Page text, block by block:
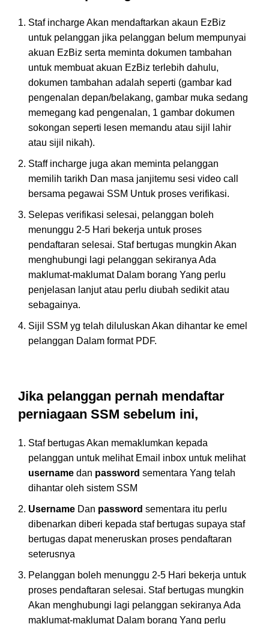
Staf incharge Akan mendaftarkan akaun EzBiz
untuk pelanggan jika pelanggan belum mempunyai
akuan EzBiz serta meminta dokumen tambahan
untuk membuat akuan EzBiz terlebih dahulu,
dokumen tambahan adalah seperti (gambar kad
pengenalan depan/belakang, gambar muka sedang
memegang kad pengenalan, 1 gambar dokumen
sokongan seperti lesen memandu atau sijil lahir
atau sijil nikah).
Staff incharge juga akan meminta pelanggan
memilih tarikh Dan masa janjitemu sesi video call
bersama pegawai SSM Untuk proses verifikasi.
Selepas verifikasi selesai, pelanggan boleh
menunggu 2-5 Hari bekerja untuk proses
pendaftaran selesai. Staf bertugas mungkin Akan
menghubungi lagi pelanggan sekiranya Ada
maklumat-maklumat Dalam borang Yang perlu
penjelasan lanjut atau perlu diubah sedikit atau
sebagainya.
Sijil SSM yg telah diluluskan Akan dihantar ke emel
pelanggan Dalam format PDF.
Jika pelanggan pernah mendaftar
perniagaan SSM sebelum ini,
Staf bertugas Akan memaklumkan kepada
pelanggan untuk melihat Email inbox untuk melihat
username dan password sementara Yang telah
dihantar oleh sistem SSM
Username Dan password sementara itu perlu
dibenarkan diberi kepada staf bertugas supaya staf
bertugas dapat meneruskan proses pendaftaran
seterusnya
Pelanggan boleh menunggu 2-5 Hari bekerja untuk
proses pendaftaran selesai. Staf bertugas mungkin
Akan menghubungi lagi pelanggan sekiranya Ada
maklumat-maklumat Dalam borang Yang perlu